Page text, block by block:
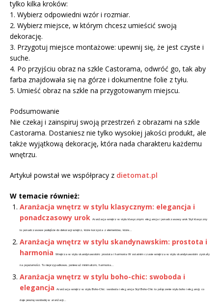
tylko kilka kroków:
1. Wybierz odpowiedni wzór i rozmiar.
2. Wybierz miejsce, w którym chcesz umieścić swoją
dekorację.
3. Przygotuj miejsce montażowe: upewnij się, że jest czyste i
suche.
4. Po przyjściu obraz na szkle Castorama, odwróć go, tak aby
farba znajdowała się na górze i dokumentne folie z tyłu.
5. Umieść obraz na szkle na przygotowanym miejscu.
Podsumowanie
Nie czekaj i zainspiruj swoją przestrzeń z obrazami na szkle
Castorama. Dostaniesz nie tylko wysokiej jakości produkt, ale
także wyjątkową dekorację, która nada charakteru każdemu
wnętrzu.
Artykuł powstał we współpracy z dietomat.pl
W temacie również:
Aranżacja wnętrz w stylu klasycznym: elegancja i
ponadczasowy urok Aranżacja wnętrz w stylu klasycznym: elegancja i ponadczasowy urok Styl klasyczny
to ponadczasowe podejście do dekoracji wnętrz, które korzysta z elementów, które...
Aranżacja wnętrz w stylu skandynawskim: prostota i
harmonia
Wnętrza w stylu skandynawskim: prostota i harmonia W ostatnim czasie wnętrza w stylu skandynawskim zyskały
na popularności. To nieprzypadkowe, ponieważ minimalizm, harmonia...
Aranżacja wnętrz w stylu boho-chic: swoboda i
elegancja
Aranżacja wnętrz w stylu Boho-Chic: swoboda i elegancja Styl Boho-Chic to połączenie stylu boho i elegancji, co
daje pewną swobodę w aranżacji...